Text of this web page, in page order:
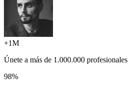
+1M
Únete a más de 1.000.000 profesionales
98%